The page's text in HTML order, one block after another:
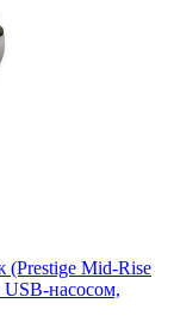
(Prestige Mid-Rise
насосом,